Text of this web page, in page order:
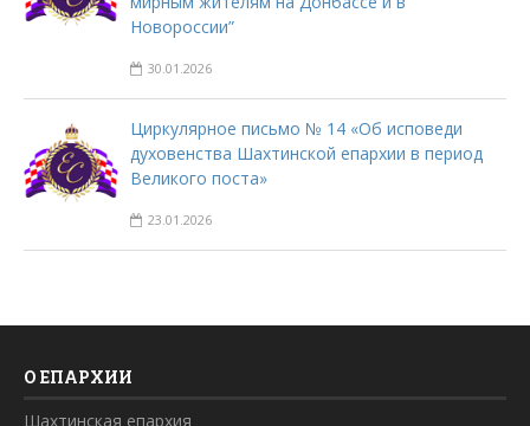
Новороссии”
30.01.2026
Циркулярное письмо № 14 «Об исповеди
духовенства Шахтинской епархии в период
Великого поста»
23.01.2026
О ЕПАРХИИ
Шахтинская епархия